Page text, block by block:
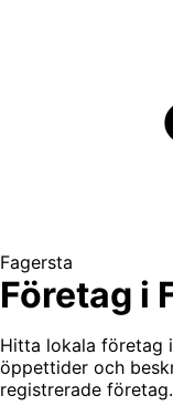
Fagersta
Företag i
Hitta lokala företag
öppettider och
registrerade företag.